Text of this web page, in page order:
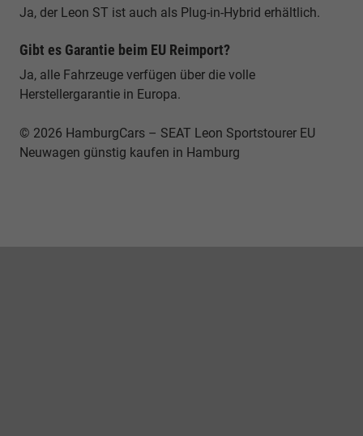
Ja, der Leon ST ist auch als Plug-in-Hybrid erhältlich.
Gibt es Garantie beim EU Reimport?
Ja, alle Fahrzeuge verfügen über die volle
Herstellergarantie in Europa.
© 2026 HamburgCars – SEAT Leon Sportstourer EU
Neuwagen günstig kaufen in Hamburg